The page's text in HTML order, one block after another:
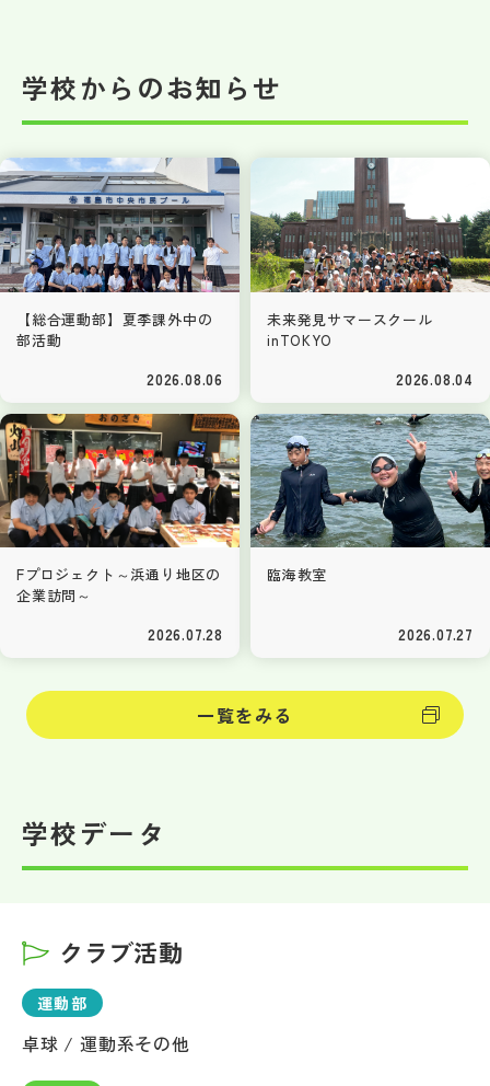
学校からのお知らせ
【総合運動部】夏季課外中の
部活動
2026.08.06
未来発見サマースクール
inTOKYO
2026.08.04
Fプロジェクト～浜通り地区の
企業訪問～
2026.07.28
臨海教室
2026.07.27
一覧をみる
学校データ
クラブ活動
運動部
卓球 / 運動系その他